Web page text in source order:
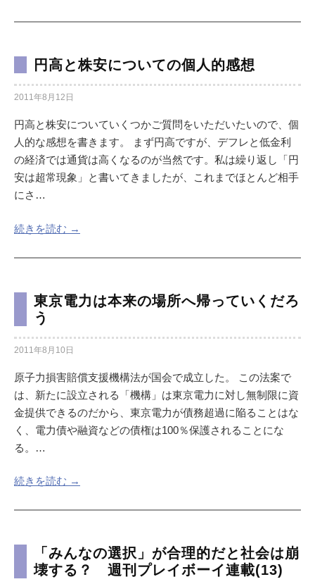
円高と株安についての個人的感想
2011年8月12日
円高と株安についていくつかご質問をいただいたいので、個
人的な感想を書きます。 まず円高ですが、デフレと低金利
の経済では通貨は高くなるのが当然です。私は繰り返し「円
安は超常現象」と書いてきましたが、これまでほとんど相手
にさ…
続きを読む →
東京電力は本来の場所へ帰っていくだろ
う
2011年8月10日
原子力損害賠償支援機構法が国会で成立した。 この法案で
は、新たに設立される「機構」は東京電力に対し無制限に資
金提供できるのだから、東京電力が債務超過に陥ることはな
く、電力債や融資などの債権は100％保護されることにな
る。…
続きを読む →
「みんなの選択」が合理的だと社会は崩
壊する？ 週刊プレイボーイ連載(13)